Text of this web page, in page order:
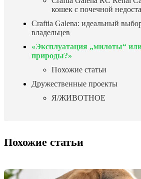
кошек с почечной
Craftia Galena: идеальный
владельцев
«Эксплуатация „милоты“
природы?»
Похожие статьи
Дружественные проекты
Я/ЖИВОТНОЕ
Похожие статьи